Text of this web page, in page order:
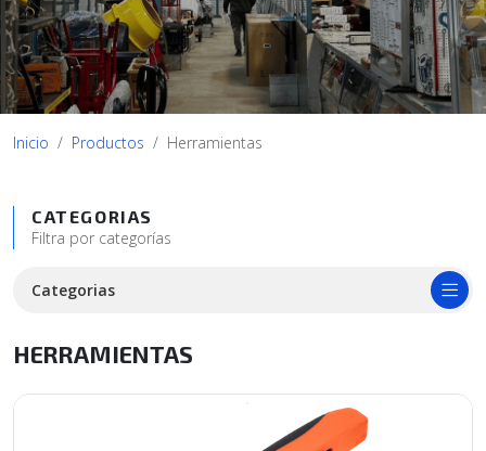
Inicio Productos Herramientas
CATEGORIAS
Filtra por categorías
Categorias
HERRAMIENTAS